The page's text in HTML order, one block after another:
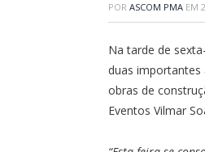
POR ASCOM PMA EM
Na tarde de
duas importantes
obras de
Eventos Vilmar